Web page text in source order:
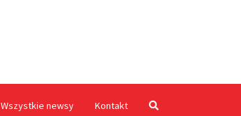
Wszystkie newsy Kontakt